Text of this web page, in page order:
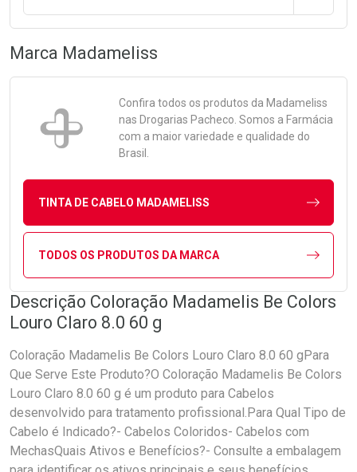
Marca Madameliss
Confira todos os produtos da Madameliss
nas Drogarias Pacheco. Somos a Farmácia
com a maior variedade e qualidade do
Brasil.
TINTA DE CABELO MADAMELISS
TODOS OS PRODUTOS DA MARCA
Descrição Coloração Madamelis Be Colors
Louro Claro 8.0 60 g
Coloração Madamelis Be Colors Louro Claro 8.0 60 gPara
Que Serve Este Produto?O Coloração Madamelis Be Colors
Louro Claro 8.0 60 g é um produto para Cabelos
desenvolvido para tratamento profissional.Para Qual Tipo de
Cabelo é Indicado?- Cabelos Coloridos- Cabelos com
MechasQuais Ativos e Benefícios?- Consulte a embalagem